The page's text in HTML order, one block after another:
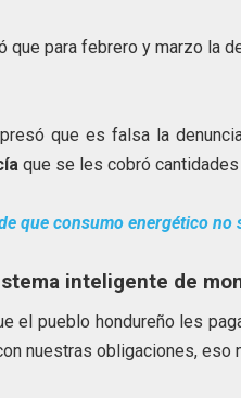
que para febrero y marzo la
que es falsa la
que se les cobró
que consumo energético no
inteligente de
el pueblo hondureño les
nuestras obligaciones, eso